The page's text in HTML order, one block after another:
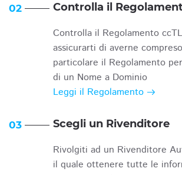
02 Controlla il
Controlla il Regolamento
assicurarti di averne
particolare il Regolamento
di un Nome a Dominio
Leggi il Regolamento
03 Scegli un Rivenditore
Rivolgiti ad un Rivenditore
il quale ottenere tutte le